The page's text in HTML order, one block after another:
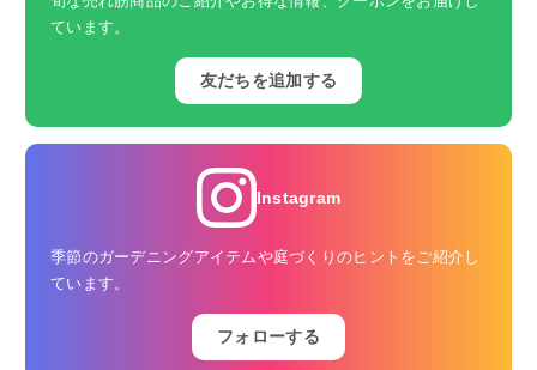
ています。
友だちを追加する
Instagram
季節のガーデニングアイテムや庭づくりのヒントをご紹介し
ています。
フォローする